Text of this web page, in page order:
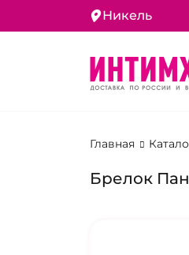
Никель
Главная
Брелок